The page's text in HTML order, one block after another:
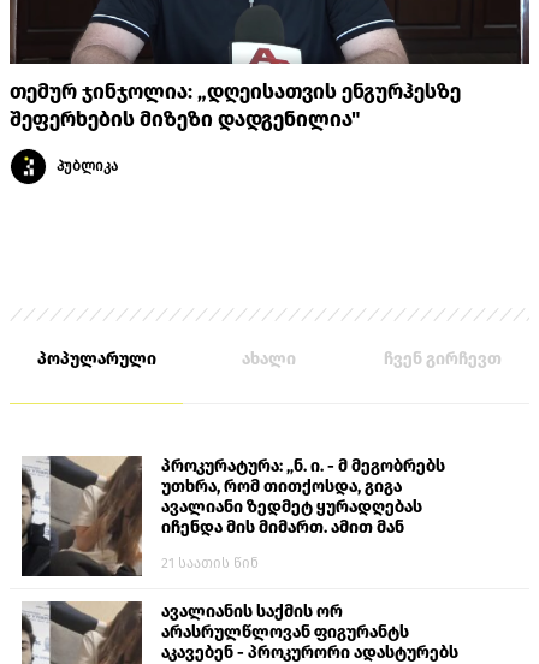
თემურ ჯინჯოლია: „დღეისათვის ენგურჰესზე
შეფერხების მიზეზი დადგენილია"
პუბლიკა
პოპულარული ახალი ჩვენ გირჩევთ
პროკურატურა: „ნ. ი. - მ მეგობრებს
უთხრა, რომ თითქოსდა, გიგა
ავალიანი ზედმეტ ყურადღებას
იჩენდა მის მიმართ. ამით მან
თავს დასხმოდა გიგა ავალიანს“
21 საათის წინ
ავალიანის საქმის ორ
არასრულწლოვან ფიგურანტს
აკავებენ - პროკურორი ადასტურებს